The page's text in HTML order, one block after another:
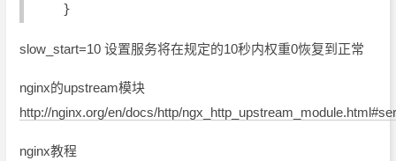
    }
slow_start=10 设置服务将在规定的10秒内权重0恢复到正常
nginx的upstream模块
http://nginx.org/en/docs/http/
nginx教程